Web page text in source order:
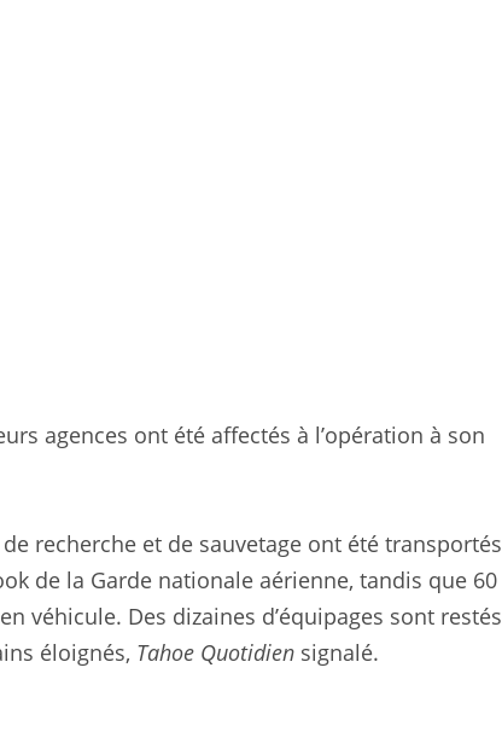
agences ont été affectés à l’opération à son
recherche et de sauvetage ont été transportés
de la Garde nationale aérienne, tandis que 60
véhicule. Des dizaines d’équipages sont restés
éloignés, Tahoe Quotidien signalé.